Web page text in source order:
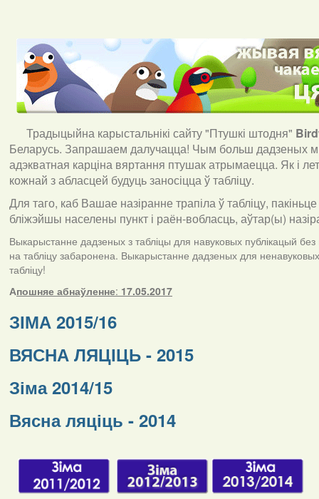
Традыцыйна карыстальнікі сайту "Птушкі штодня"
Беларусь. Запрашаем далучацца! Чым больш дадзеных
адэкватная карціна вяртання птушак атрымаецца. Як і
кожнай з абласцей будуць заносіцца ў табліцу.
Для таго, каб Вашае назіранне трапіла ў табліцу,
бліжэйшы населены пункт і раён-вобласць, аўтар(ы)
Выкарыстанне дадзеных з табліцы для навуковых публікацый без
на табліцу забаронена. Выкарыстанне дадзеных для
табліцу!
Апошняе абнаўленне: 17.05.2017
ЗІМА 2015/16
ВЯСНА ЛЯЦІЦЬ - 2015
Зіма 2014/15
Вясна ляціць - 2014